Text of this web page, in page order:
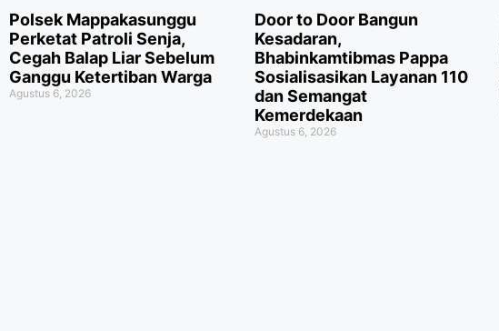
Polsek Mappakasunggu
Perketat Patroli Senja,
Cegah Balap Liar Sebelum
Ganggu Ketertiban Warga
Agustus 6, 2026
Door to Door Bangun
Kesadaran,
Bhabinkamtibmas Pappa
Sosialisasikan Layanan 110
dan Semangat
Kemerdekaan
Agustus 6, 2026